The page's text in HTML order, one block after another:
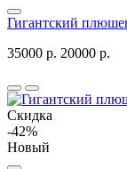
Гигантский
35000 р. 20000 р.
Скидка
-42%
Новый